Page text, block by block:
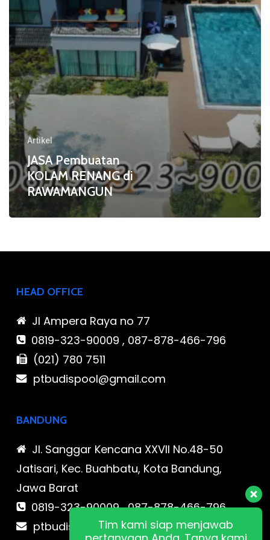
Artikel
JASA Pembuatan
KOLAM RENANG di
RAWAMANGUN
HEAD OFFICE
Jl Ampera Raya no 77
0819-323-90009 , 087-878-466-796
(021) 780 7511
ptbudispool@gmail.com
BANDUNG
Jl. Sanggar Kencana XXVII No.48-50
Jatisari, Kec. Buahbatu, Kota Bandung,
Jawa Barat
0819-323-90009 , 087-878-466-796
ptbudispool@gmail.comTim kami siap menjawab